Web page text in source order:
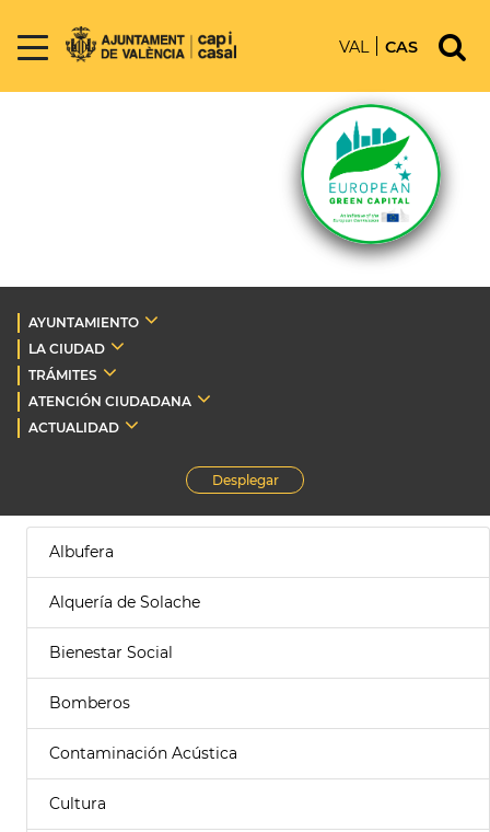
VAL CAS
AYUNTAMIENTO
LA CIUDAD
TRÁMITES
ATENCIÓN CIUDADANA
ACTUALIDAD
Desplegar
Albufera
Alquería de Solache
Bienestar Social
Bomberos
Contaminación Acústica
Cultura